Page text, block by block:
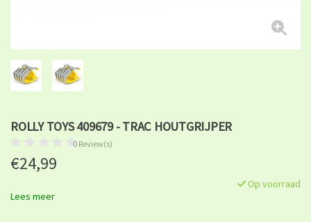
ROLLY TOYS 409679 - TRAC HOUTGRIJPER
0 Review(s)
€24,99
Op voorraad
Lees meer